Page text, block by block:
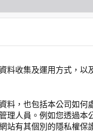
料收集及運用方式，以
料，也包括本公司如
人員。例如您透過
有其個別的隱私權